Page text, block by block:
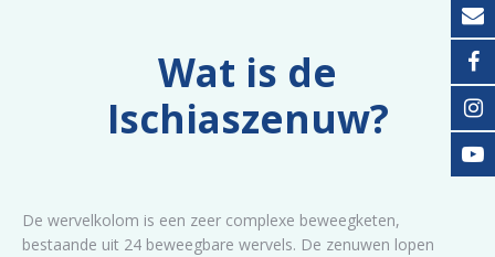
Wat is de
Ischiaszenuw?
De wervelkolom is een zeer complexe beweegketen,
bestaande uit 24 beweegbare wervels. De zenuwen lopen